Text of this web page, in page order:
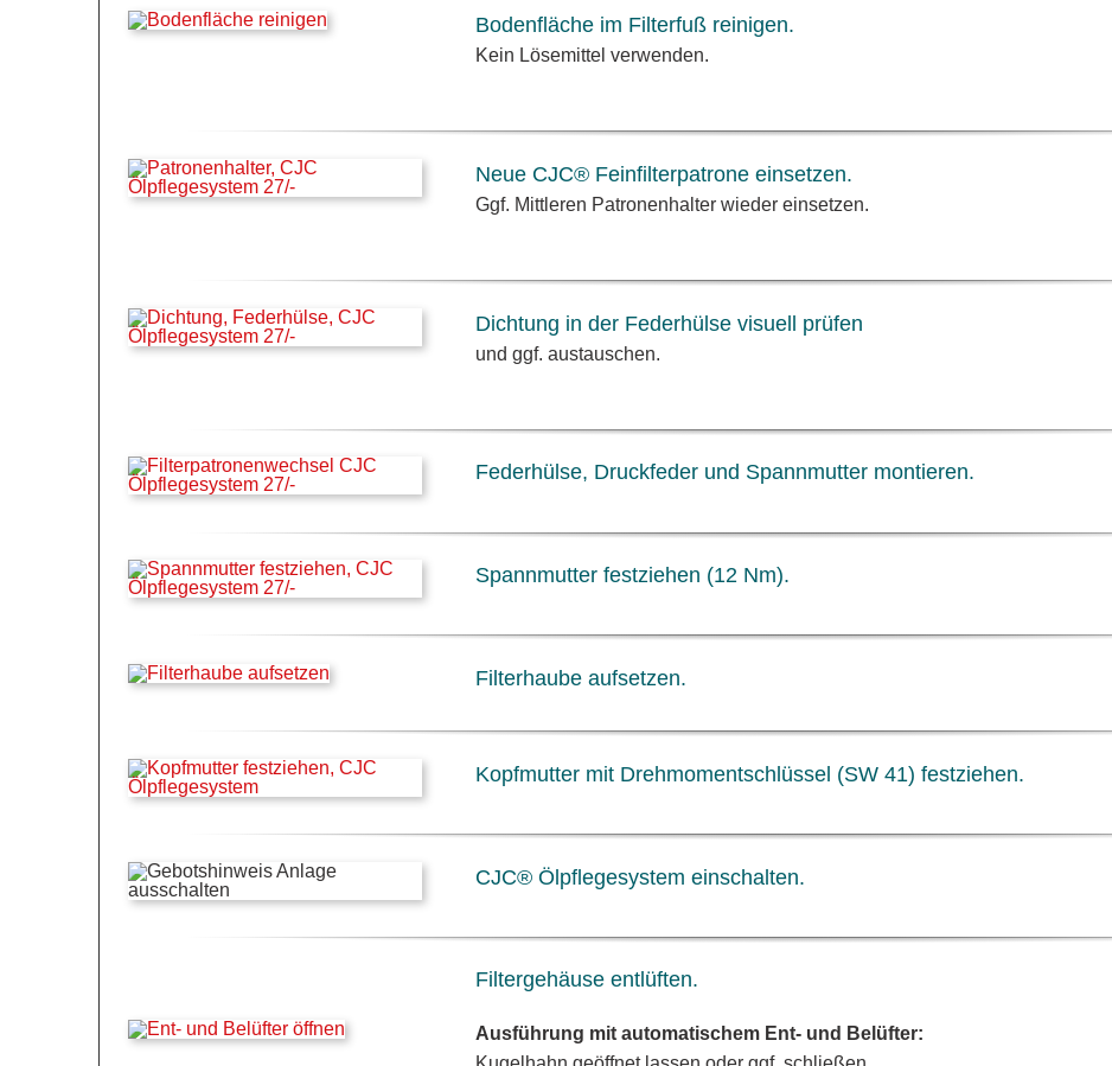
Bodenfläche im Filterfuß reinigen.
Kein Lösemittel verwenden.
Neue CJC® Feinfilterpatrone einsetzen.
Ggf. Mittleren Patronenhalter wieder einsetzen.
Dichtung in der Federhülse visuell prüfen
und ggf. austauschen.
Federhülse, Druckfeder und Spannmutter montieren.
Spannmutter festziehen (12 Nm).
Filterhaube aufsetzen.
Kopfmutter mit Drehmomentschlüssel (SW 41) festziehen.
CJC® Ölpflegesystem einschalten.
Filtergehäuse entlüften.
Ausführung mit automatischem Ent- und Belüfter: